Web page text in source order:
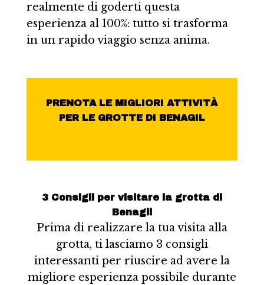
realmente di goderti questa
esperienza al 100%: tutto si trasforma
in un rapido viaggio senza anima.
PRENOTA LE MIGLIORI ATTIVITÀ
PER LE GROTTE DI BENAGIL
3 Consigli per visitare la grotta di
Benagil
Prima di realizzare la tua visita alla
grotta, ti lasciamo 3 consigli
interessanti per riuscire ad avere la
migliore esperienza possibile durante